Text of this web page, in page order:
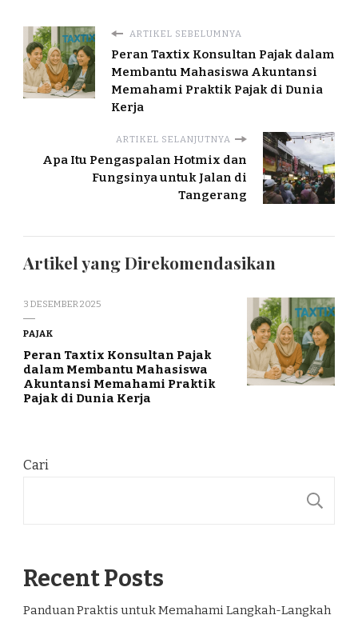
ARTIKEL SEBELUMNYA
Peran Taxtix Konsultan Pajak dalam
Membantu Mahasiswa Akuntansi
Memahami Praktik Pajak di Dunia
Kerja
ARTIKEL SELANJUTNYA
Apa Itu Pengaspalan Hotmix dan
Fungsinya untuk Jalan di
Tangerang
Artikel yang Direkomendasikan
3 DESEMBER 2025
PAJAK
Peran Taxtix Konsultan Pajak
dalam Membantu Mahasiswa
Akuntansi Memahami Praktik
Pajak di Dunia Kerja
Cari
Recent Posts
Panduan Praktis untuk Memahami Langkah-Langkah